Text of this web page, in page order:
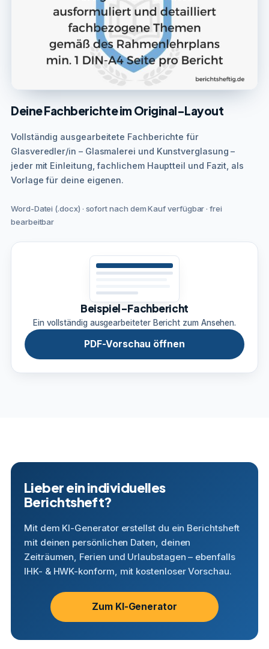
Deine Fachberichte im Original-Layout
Vollständig ausgearbeitete Fachberichte für
Glasveredler/in – Glasmalerei und Kunstverglasung –
jeder mit Einleitung, fachlichem Hauptteil und Fazit, als
Vorlage für deine eigenen.
Word-Datei (.docx) · sofort nach dem Kauf verfügbar · frei
bearbeitbar
Beispiel-Fachbericht
Ein vollständig ausgearbeiteter Bericht zum Ansehen.
PDF-Vorschau öffnen
Lieber ein individuelles
Berichtsheft?
Mit dem KI-Generator erstellst du ein Berichtsheft
mit deinen persönlichen Daten, deinen
Zeiträumen, Ferien und Urlaubstagen – ebenfalls
IHK- & HWK-konform, mit kostenloser Vorschau.
Zum KI-Generator